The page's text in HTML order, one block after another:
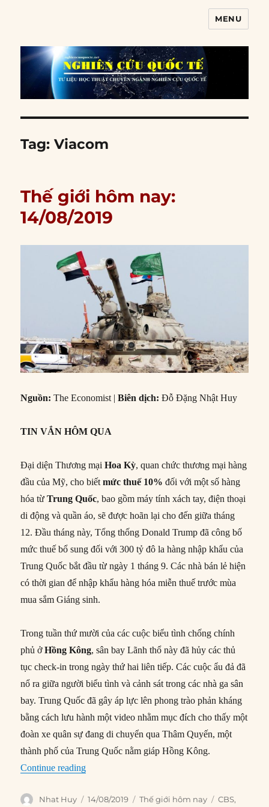
MENU
Tag:Viacom
Thế giới hôm nay:
14/08/2019
Nguồn:The Economist |Biên dịch:Đỗ Đặng Nhật Huy
TIN VẮN HÔM QUA
Đại diện Thương mạiHoa Kỳ, quan chức thương mại hàng
đầu của Mỹ, cho biếtmức thuế 10% đối với một số hàng
hóa từTrung Quốc, bao gồm máy tính xách tay, điện thoại
di động và quần áo, sẽ được hoãn lại cho đến giữa tháng
12. Đầu tháng này, Tổng thống Donald Trump đã công bố
mức thuế bổ sung đối với 300 tỷ đô la hàng nhập khẩu của
Trung Quốc bắt đầu từ ngày 1 tháng 9. Các nhà bán lẻ hiện
có thời gian để nhập khẩu hàng hóa miễn thuế trước mùa
mua sắm Giáng sinh.
Trong tuần thứ mười của các cuộc biểu tình chống chính
phủ ởHồng Kông, sân bay Lãnh thổ này đã hủy các thủ
tục check-in trong ngày thứ hai liên tiếp. Các cuộc ẩu đả đã
nổ ra giữa người biểu tình và cảnh sát trong các nhà ga sân
bay. Trung Quốc đã gây áp lực lên phong trào phản kháng
bằng cách lưu hành một video nhằm mục đích cho thấy một
đoàn xe quân sự đang di chuyển qua Thâm Quyến, một
thành phố của Trung Quốc nằm giáp Hồng Kông.
Continue reading“Thế giới hôm nay: 14/08/2019”
Author
Nhat Huy
Posted
14/08/2019 Categories
Thế giới hôm nay Tags
CBS,